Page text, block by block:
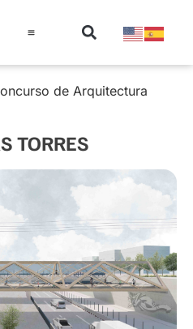
de Arquitectura
TORRES